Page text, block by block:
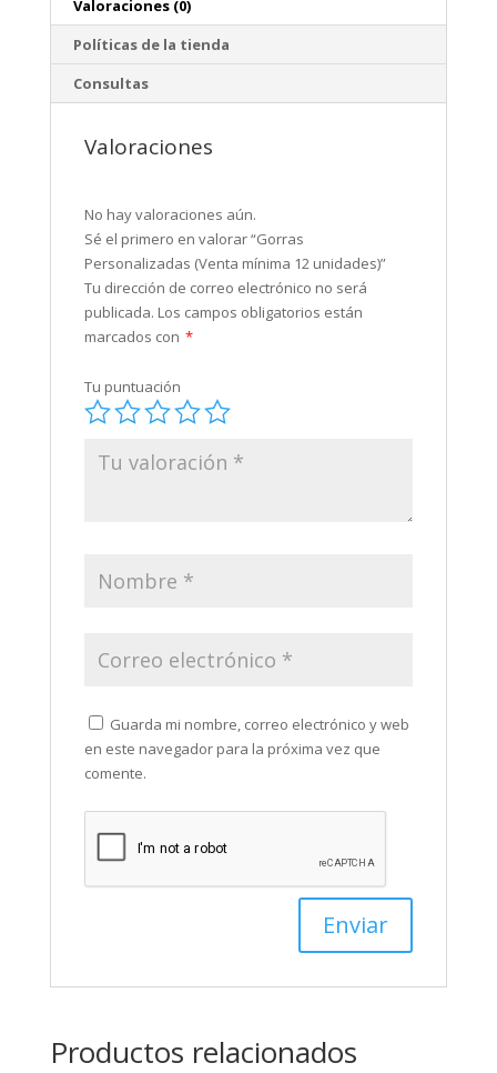
Valoraciones (0)
Políticas de la tienda
Consultas
Valoraciones
No hay valoraciones aún.
Sé el primero en valorar “Gorras
Personalizadas (Venta mínima 12 unidades)”
Tu dirección de correo electrónico no será
publicada. Los campos obligatorios están
marcados con *
Tu puntuación
Guarda mi nombre, correo electrónico y web
en este navegador para la próxima vez que
comente.
Productos relacionados